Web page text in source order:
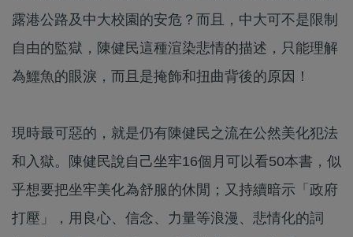
露港公路及中大校園的安危？而且，中大可不是限制
自由的監獄，陳健民這種渲染悲情的描述，只能理解
為鱷魚的眼淚，而且是掩飾和扭曲背後的原因！
現時最可惡的，就是仍有陳健民之流在公然美化犯法
和入獄。陳健民說自己坐牢16個月可以看50本書，似
乎想要把坐牢美化為舒服的休閒；又持續暗示「政府
打壓」，用良心、信念、力量等浪漫、悲情化的詞